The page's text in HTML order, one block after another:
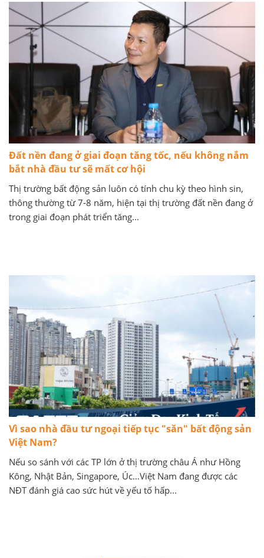
Đất nền đang ở giai đoạn tăng tốc, nếu không nắm
bắt nhà đầu tư sẽ mất cơ hội
Thị trường bất động sản luôn có tính chu kỳ theo hình sin,
thông thường từ 7-8 năm, hiện tại thị trường đất nền đang ở
trong giai đoạn phát triển tăng...
Vì sao nhà đầu tư ngoại tiếp tục "săn" bất động sản
Việt Nam?
Nếu so sánh với các TP lớn ở thị trường châu Á như Hồng
Kông, Nhật Bản, Singapore, Úc…Việt Nam đang được các
NĐT đánh giá cao sức hút về yếu tố hấp...